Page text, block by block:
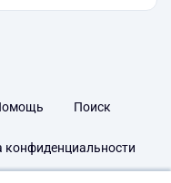
Поиск
конфиденциальности